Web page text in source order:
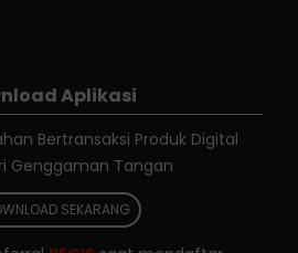
Aplikasi
Bertransaksi Produk Digital
Genggaman Tangan
SEKARANG